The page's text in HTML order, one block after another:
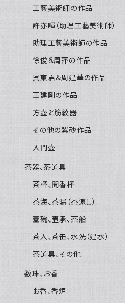
工藝美術師の作品
許亦暉（助理工藝美術師）
助理工藝美術師の作品
徐俊＆周萍の作品
呉東君＆周建華の作品
王建剛の作品
方壺と筋紋器
その他の紫砂作品
入門壺
茶器、茶道具
茶杯、聞香杯
茶海、茶漏（茶漉し）
蓋碗、壷承、茶船
茶入、茶缶、水洗（建水）
茶道具、その他
数珠、お香
お香、香炉